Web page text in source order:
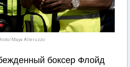
Maya Alleruzzo
боксер Флойд